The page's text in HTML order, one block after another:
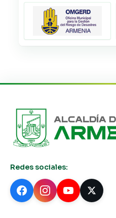
Redes sociales: